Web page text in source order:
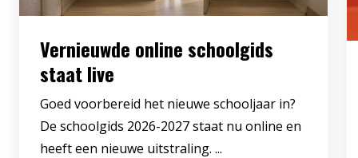
Vernieuwde online schoolgids
staat live
Goed voorbereid het nieuwe schooljaar in?
De schoolgids 2026-2027 staat nu online en
heeft een nieuwe uitstraling. ...